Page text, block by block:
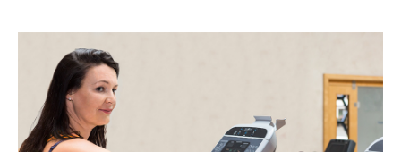
Presse
Über Uns
Inhalte in Gebärdensprache (DGS)